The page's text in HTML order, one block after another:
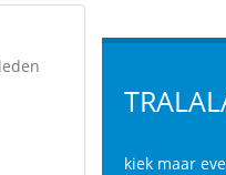
kiek maar